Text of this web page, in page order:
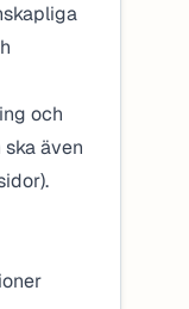
och
även